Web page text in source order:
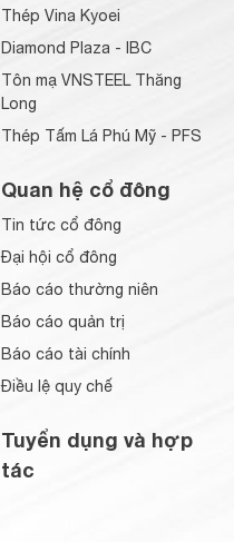
Thép Vina Kyoei
Diamond Plaza - IBC
Tôn mạ VNSTEEL Thăng
Long
Thép Tấm Lá Phú Mỹ - PFS
Quan hệ cổ đông
Tin tức cổ đông
Đại hội cổ đông
Báo cáo thường niên
Báo cáo quản trị
Báo cáo tài chính
Điều lệ quy chế
Tuyển dụng và hợp
tác